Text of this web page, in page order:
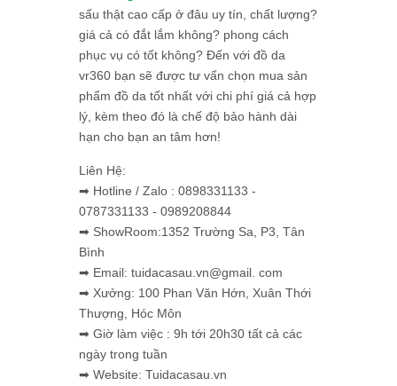
sấu thật cao cấp ở đâu uy tín, chất lượng?
giá cả có đắt lắm không? phong cách
phục vụ có tốt không? Đến với đồ da
vr360 bạn sẽ được tư vấn chọn mua sản
phẩm đồ da tốt nhất với chi phí giá cả hợp
lý, kèm theo đó là chế độ bảo hành dài
hạn cho bạn an tâm hơn!
Liên Hệ:
➡ Hotline / Zalo : 0898331133 -
0787331133 - 0989208844
➡ ShowRoom:1352 Trường Sa, P3, Tân
Bình
➡ Email: tuidacasau.vn@gmail. com
➡ Xưởng: 100 Phan Văn Hớn, Xuân Thới
Thượng, Hóc Môn
➡ Giờ làm việc : 9h tới 20h30 tất cả các
ngày trong tuần
➡ Website: Tuidacasau.vn